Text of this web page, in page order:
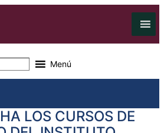
Menú
LOS CURSOS DE